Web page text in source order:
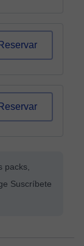
Reservar
Reservar
packs,
Suscríbete